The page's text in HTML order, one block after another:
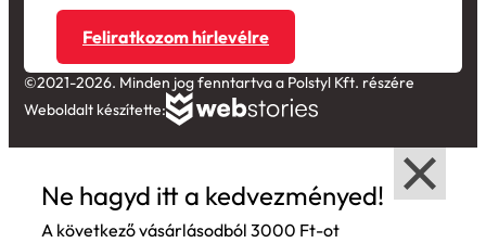
Feliratkozom hírlevélre
©2021-2026. Minden jog fenntartva a Polstyl Kft. részére
Weboldalt készítette:
Ne hagyd itt a kedvezményed!
A következő vásárlásodból 3000 Ft-ot